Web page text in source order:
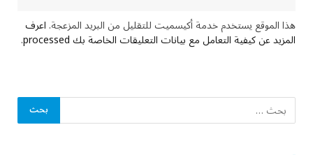
هذا الموقع يستخدم خدمة أكيسميت للتقليل من البريد المزعجة.اعرف
المزيد عن كيفية التعامل مع بيانات التعليقات الخاصة بك processed .